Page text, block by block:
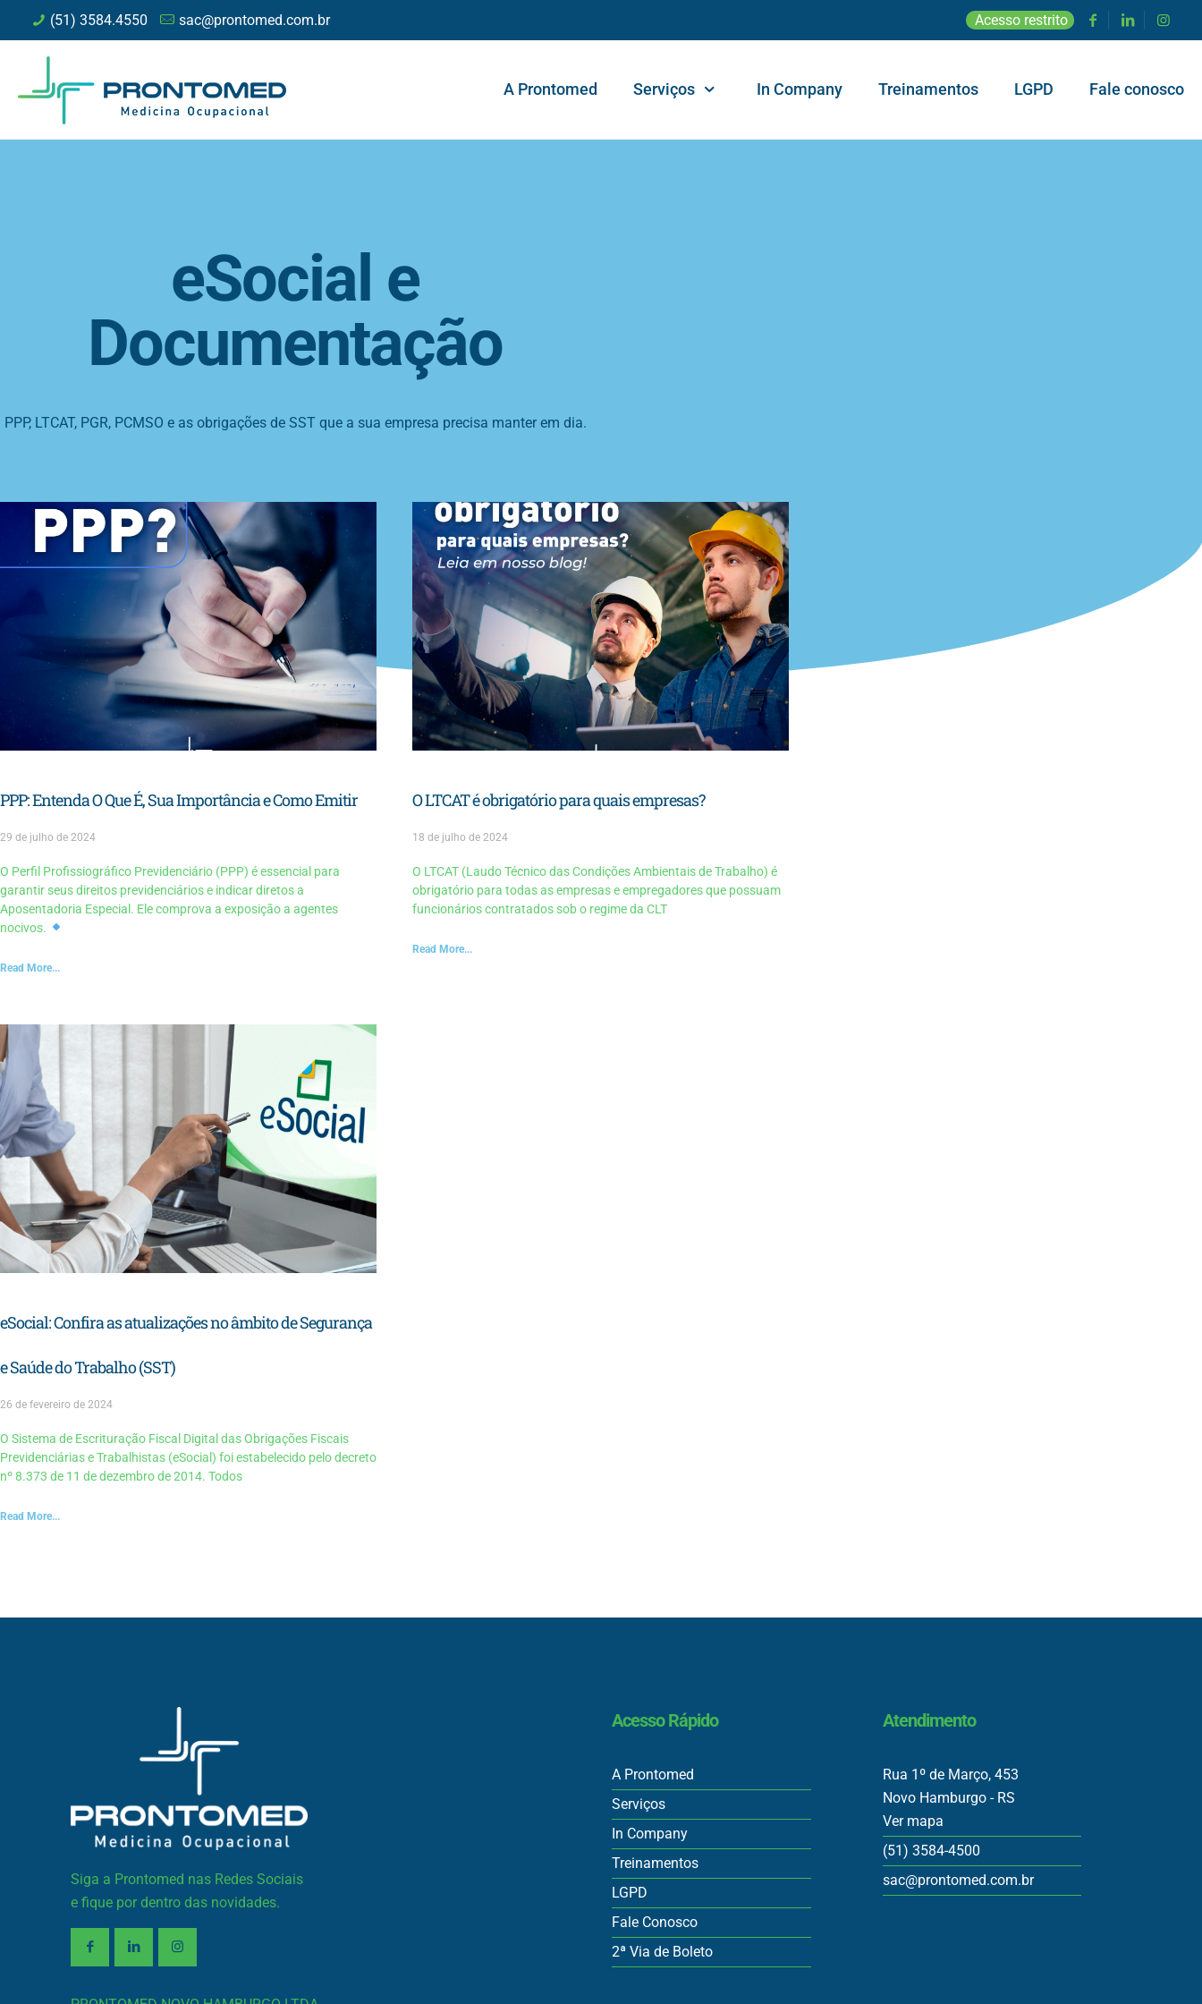
(51) 3584.4550 sac@prontomed.com.br Acesso restrito
A Prontomed Serviços In Company Treinamentos LGPD Fale conosco
eSocial e
Documentação
PPP, LTCAT, PGR, PCMSO e as obrigações de SST que a sua empresa precisa manter em dia.
PPP: Entenda O Que É, Sua Importância e Como Emitir
29 de julho de 2024
O Perfil Profissiográfico Previdenciário (PPP) é essencial para
garantir seus direitos previdenciários e indicar diretos a
Aposentadoria Especial. Ele comprova a exposição a agentes
nocivos.
Read More...
O LTCAT é obrigatório para quais empresas?
18 de julho de 2024
O LTCAT (Laudo Técnico das Condições Ambientais de Trabalho) é
obrigatório para todas as empresas e empregadores que possuam
funcionários contratados sob o regime da CLT
Read More...
eSocial: Confira as atualizações no âmbito de Segurança
e Saúde do Trabalho (SST)
26 de fevereiro de 2024
O Sistema de Escrituração Fiscal Digital das Obrigações Fiscais
Previdenciárias e Trabalhistas (eSocial) foi estabelecido pelo decreto
nº 8.373 de 11 de dezembro de 2014. Todos
Read More...
Siga a Prontomed nas Redes Sociais
e fique por dentro das novidades.
Acesso Rápido
A Prontomed
Serviços
In Company
Treinamentos
LGPD
Fale Conosco
2ª Via de Boleto
Atendimento
Rua 1º de Março, 453
Novo Hamburgo - RS
Ver mapa
(51) 3584-4500
sac@prontomed.com.br